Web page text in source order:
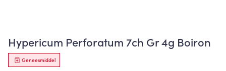
Hypericum Perforatum 7ch Gr 4g Boiron
Geneesmiddel